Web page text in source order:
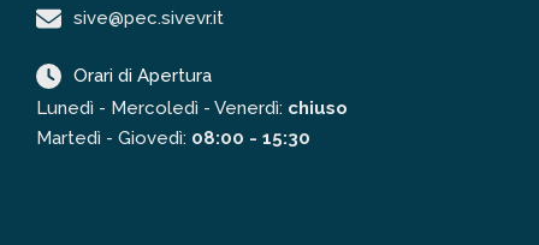
sive@pec.sivevr.it
Orari di Apertura
Lunedì - Mercoledì - Venerdì: chiuso
Martedì - Giovedì: 08:00 - 15:30